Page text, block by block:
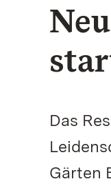
Das
Gärten